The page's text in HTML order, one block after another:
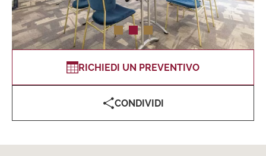
RICHIEDI UN PREVENTIVO
CONDIVIDI